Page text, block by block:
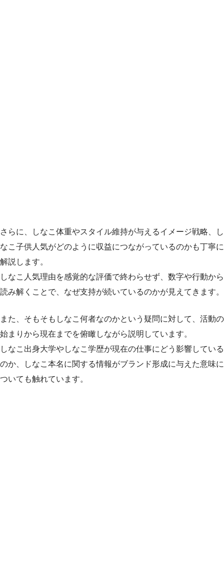
さらに、しなこ体重やスタイル維持が与えるイメージ戦略、し
なこ子供人気がどのように収益につながっているのかも丁寧に
解説します。
しなこ人気理由を感覚的な評価で終わらせず、数字や行動から
読み解くことで、なぜ支持が続いているのかが見えてきます。
また、そもそもしなこ何者なのかという疑問に対して、活動の
始まりから現在までを俯瞰しながら説明しています。
しなこ出身大学やしなこ学歴が現在の仕事にどう影響している
のか、しなこ本名に関する情報がブランド形成に与えた意味に
ついても触れています。